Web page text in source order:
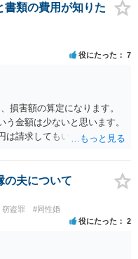
書類の費用が知りた
役にたった 7
損害額の算定になります。
金額は少ないと思います。
は請求してもいいですね。
の効果を高めるために、弁
。 したがって、金額も含め
い でしょう。 書面はどちら
少なくも、５５０００円
の夫について
窃盗罪 #同性婚
役にたった 2